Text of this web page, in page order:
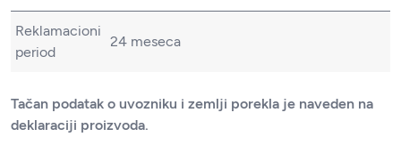
Reklamacioni
period
24 meseca
Tačan podatak o uvozniku i zemlji porekla je naveden na
deklaraciji proizvoda.